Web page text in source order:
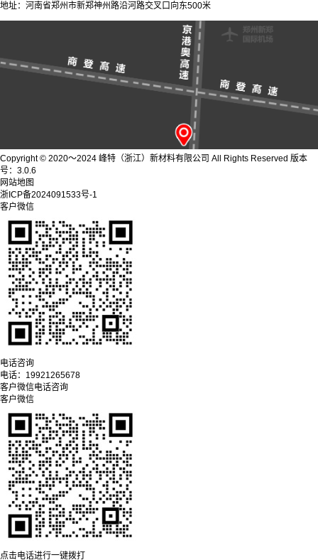
地址：河南省郑州市新郑神州路沿河路交叉口向东500米
Copyright © 2020～2024 峰特（浙江）新材料有限公司 All Rights Reserved 版本
号：3.0.6
网站地图
浙ICP备2024091533号-1
客户微信
电话咨询
电话： 19921265678
客户微信电话咨询
客户微信
点击电话进行一键拨打